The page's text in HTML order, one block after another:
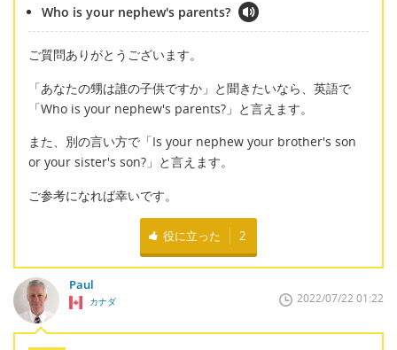
Who is your nephew's parents?
ご質問ありがとうございます。
「あなたの甥は誰の子供ですか」と聞きたいなら、英語で
「Who is your nephew's parents?」と言えます。
また、別の言い方で「Is your nephew your brother's son
or your sister's son?」と言えます。
ご参考になれば幸いです。
役に立った 2
Paul
カナダ 2022/07/22 01:22